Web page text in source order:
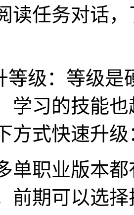
读任务对话
等级：等级
学习的技能
方式快速升级
单职业版本
前期可以选